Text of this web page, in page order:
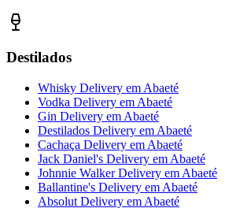
Destilados
Whisky Delivery em Abaeté
Vodka Delivery em Abaeté
Gin Delivery em Abaeté
Destilados Delivery em Abaeté
Cachaça Delivery em Abaeté
Jack Daniel's Delivery em Abaeté
Johnnie Walker Delivery em Abaeté
Ballantine's Delivery em Abaeté
Absolut Delivery em Abaeté